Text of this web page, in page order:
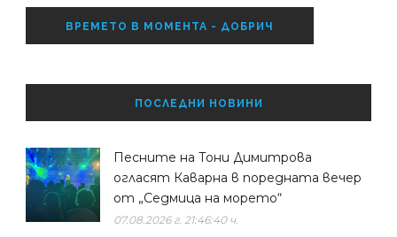
ВРЕМЕТО В МОМЕНТА - ДОБРИЧ
ПОСЛЕДНИ НОВИНИ
Песните на Тони Димитрова
огласят Каварна в поредната вечер
от „Седмица на морето“
07.08.2026 г. 21:46:40 ч.